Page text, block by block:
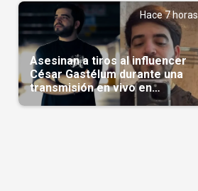
Hace 7 horas
Asesinan a tiros al influencer
César Gastélum durante una
transmisión en vivo en
Sinaloa(Video)